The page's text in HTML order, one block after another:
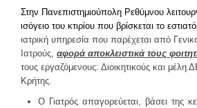
Στην Πανεπιστημιούπολη Ρεθύμνου
ισόγειο του κτιρίου που βρίσκεται το
ιατρική υπηρεσία που παρέχεται από
Ιατρούς, αφορά αποκλειστικά τους
τους εργαζόμενους: Διοικητικούς και μέλη
Κρήτης.
Ο Γιατρός απαγορεύεται, βάσει της